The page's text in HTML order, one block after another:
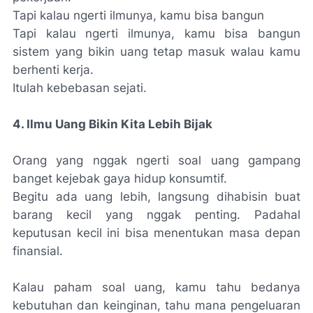
Tapi kalau ngerti ilmunya, kamu bisa bangun
Tapi kalau ngerti ilmunya, kamu bisa bangun
sistem yang bikin uang tetap masuk walau kamu
berhenti kerja.
Itulah kebebasan sejati.
4. Ilmu Uang Bikin Kita Lebih Bijak
Orang yang nggak ngerti soal uang gampang
banget kejebak gaya hidup konsumtif.
Begitu ada uang lebih, langsung dihabisin buat
barang kecil yang nggak penting. Padahal
keputusan kecil ini bisa menentukan masa depan
finansial.
Kalau paham soal uang, kamu tahu bedanya
kebutuhan dan keinginan, tahu mana pengeluaran